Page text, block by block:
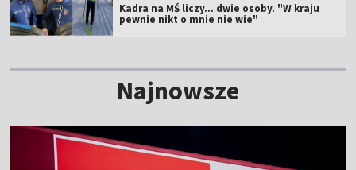
Kadra na MŚ liczy... dwie osoby. "W kraju
pewnie nikt o mnie nie wie"
Najnowsze